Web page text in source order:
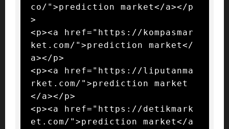
co/">prediction market</a></p
>
<p><a href="https://kompasmar
ket.com/">prediction market</
a></p>
<p><a href="https://liputanma
rket.com/">prediction market
</a></p>
<p><a href="https://detikmark
et.com/">prediction market</a